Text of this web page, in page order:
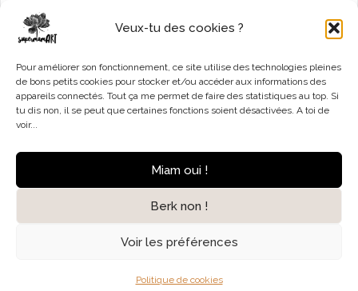
Veux-tu des cookies ?
Pour améliorer son fonctionnement, ce site utilise des technologies pleines
de bons petits cookies pour stocker et/ou accéder aux informations des
appareils connectés. Tout ça me permet de faire des statistiques au top. Si
tu dis non, il se peut que certaines fonctions soient désactivées. A toi de
voir...
Miam oui !
Berk non !
Voir les préférences
Politique de cookies
Accueil Contact
Mentions légales
Politique de cookies (UE)
© 2026 SupermamART